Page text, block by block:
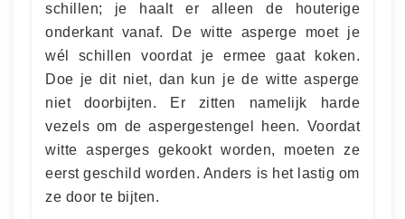
schillen; je haalt er alleen de houterige
onderkant vanaf. De witte asperge moet je
wél schillen voordat je ermee gaat koken.
Doe je dit niet, dan kun je de witte asperge
niet doorbijten. Er zitten namelijk harde
vezels om de aspergestengel heen. Voordat
witte asperges gekookt worden, moeten ze
eerst geschild worden. Anders is het lastig om
ze door te bijten.